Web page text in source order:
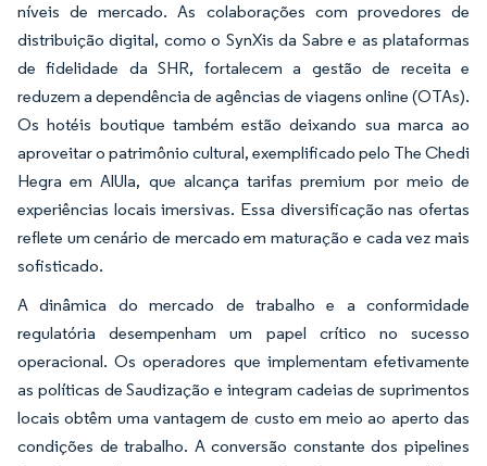
níveis de mercado. As colaborações com provedores de
distribuição digital, como o SynXis da Sabre e as plataformas
de fidelidade da SHR, fortalecem a gestão de receita e
reduzem a dependência de agências de viagens online (OTAs).
Os hotéis boutique também estão deixando sua marca ao
aproveitar o patrimônio cultural, exemplificado pelo The Chedi
Hegra em AlUla, que alcança tarifas premium por meio de
experiências locais imersivas. Essa diversificação nas ofertas
reflete um cenário de mercado em maturação e cada vez mais
sofisticado.
A dinâmica do mercado de trabalho e a conformidade
regulatória desempenham um papel crítico no sucesso
operacional. Os operadores que implementam efetivamente
as políticas de Saudização e integram cadeias de suprimentos
locais obtêm uma vantagem de custo em meio ao aperto das
condições de trabalho. A conversão constante dos pipelines